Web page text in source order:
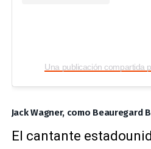
Jack Wagner, como Beauregard
El cantante